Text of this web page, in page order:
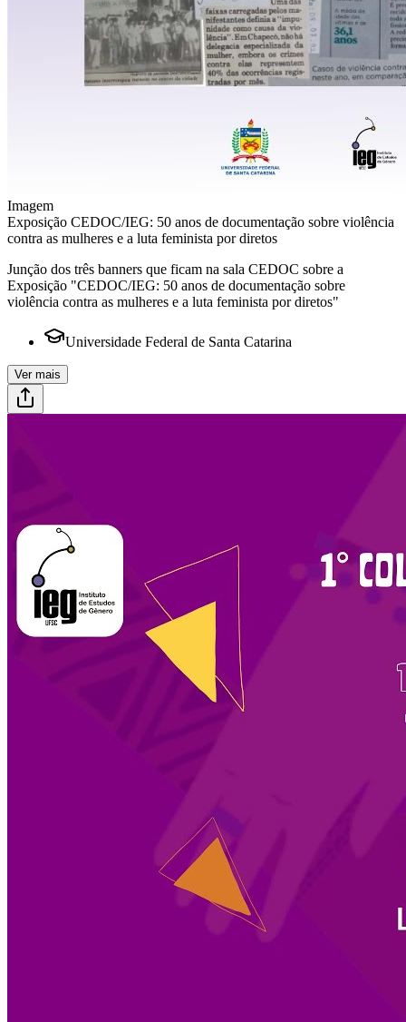
Imagem
Exposição CEDOC/IEG: 50 anos de documentação sobre violência
contra as mulheres e a luta feminista por diretos
Junção dos três banners que ficam na sala CEDOC sobre a
Exposição "CEDOC/IEG: 50 anos de documentação sobre
violência contra as mulheres e a luta feminista por diretos"
Universidade Federal de Santa Catarina
Ver mais